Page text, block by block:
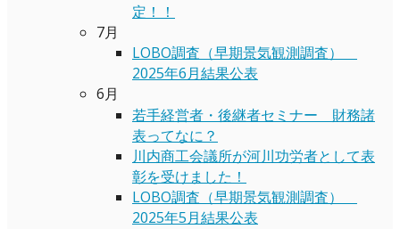
定！！
7月
LOBO調査（早期景気観測調査）
2025年6月結果公表
6月
若手経営者・後継者セミナー 財務諸
表ってなに？
川内商工会議所が河川功労者として表
彰を受けました！
LOBO調査（早期景気観測調査）
2025年5月結果公表